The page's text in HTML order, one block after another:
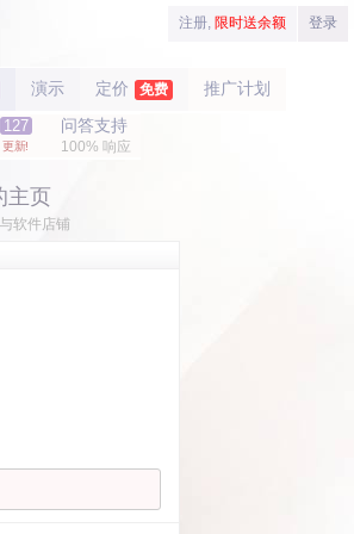
注册, 限时送余额 登录
演示 定价 免费 推广计划
127
新!
问答支持
100% 响应
主页
软件店铺